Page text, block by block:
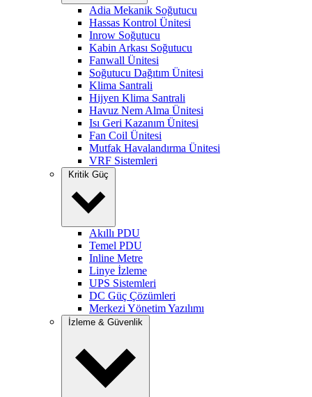
Adia Mekanik Soğutucu
Hassas Kontrol Ünitesi
Inrow Soğutucu
Kabin Arkası Soğutucu
Fanwall Ünitesi
Soğutucu Dağıtım Ünitesi
Klima Santrali
Hijyen Klima Santrali
Havuz Nem Alma Ünitesi
Isı Geri Kazanım Ünitesi
Fan Coil Ünitesi
Mutfak Havalandırma Ünitesi
VRF Sistemleri
Kritik Güç
Akıllı PDU
Temel PDU
Inline Metre
Linye İzleme
UPS Sistemleri
DC Güç Çözümleri
Merkezi Yönetim Yazılımı
İzleme & Güvenlik